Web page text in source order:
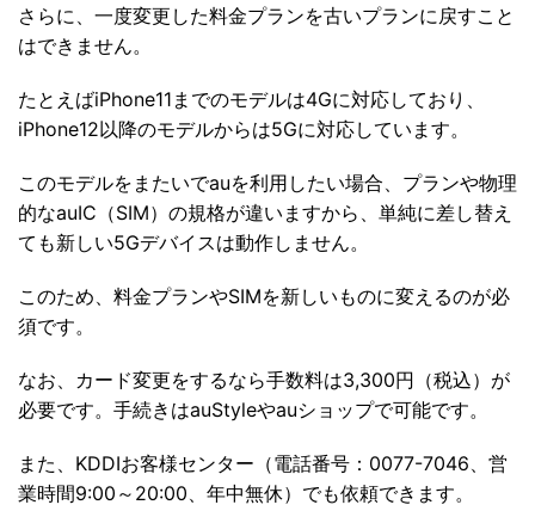
さらに、一度変更した料金プランを古いプランに戻すこと
はできません。
たとえばiPhone11までのモデルは4Gに対応しており、
iPhone12以降のモデルからは5Gに対応しています。
このモデルをまたいでauを利用したい場合、プランや物理
的なauIC（SIM）の規格が違いますから、単純に差し替え
ても新しい5Gデバイスは動作しません。
このため、料金プランやSIMを新しいものに変えるのが必
須です。
なお、カード変更をするなら手数料は3,300円（税込）が
必要です。手続きはauStyleやauショップで可能です。
また、KDDIお客様センター（電話番号：0077-7046、営
業時間9:00～20:00、年中無休）でも依頼できます。